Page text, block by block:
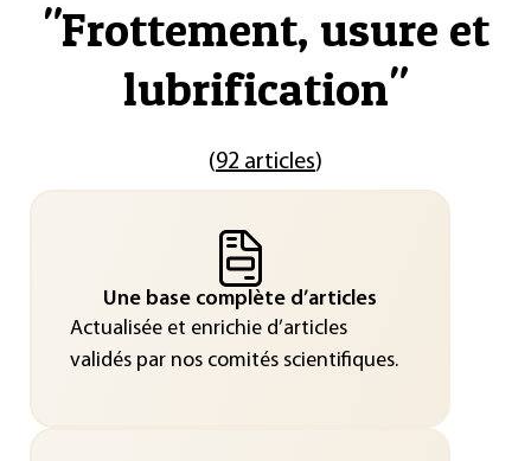
"Frottement, usure et
lubrification"
(92 articles)
Une base complète d’articles
Actualisée et enrichie d’articles
validés par nos comités scientifiques.